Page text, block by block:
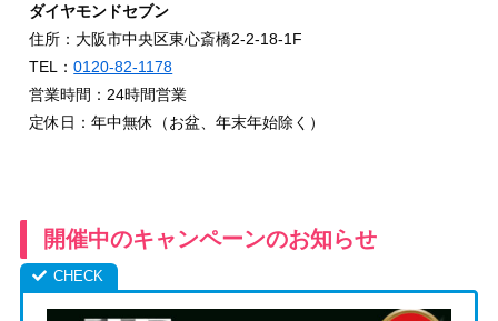
ダイヤモンドセブン
住所：大阪市中央区東心斎橋2-2-18-1F
TEL：0120-82-1178
営業時間：24時間営業
定休日：年中無休（お盆、年末年始除く）
開催中のキャンペーンのお知らせ